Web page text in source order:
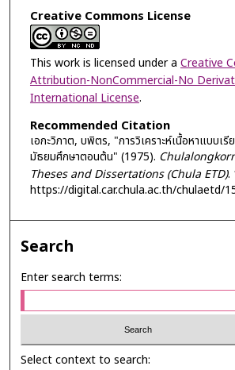
Creative Commons License
This work is licensed under a Creative
Attribution-NonCommercial-No
International License.
Recommended Citation
เอกะวิภาต, บพิตร, "การวิเคราะห์เนื้อหาแบบเรี
มัธยมศึกษาตอนต้น" (1975).
Theses and Dissertations (Chula ETD).
https://digital.car.chula.ac.th/chulaetd/
Search
Enter search terms:
Select context to search: